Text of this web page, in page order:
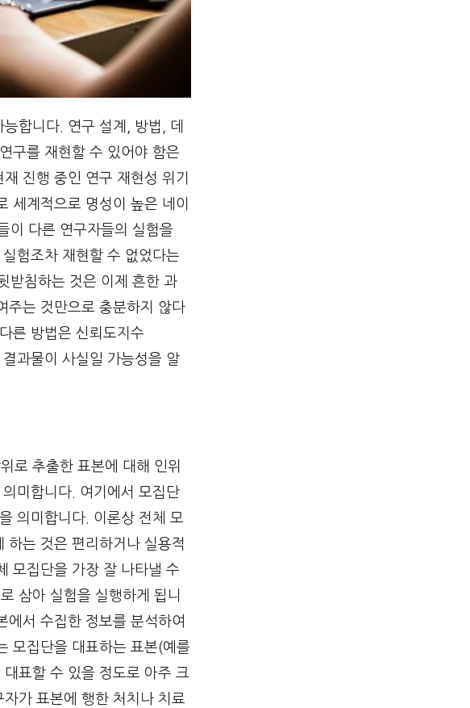
합니다. 연구 설계, 방법, 데
구를 재현할 수 있어야 함은
진행 중인 연구 재현성 위기
세계적으로 명성이 높은 네이
이 다른 연구자들의 실험을
험조차 재현할 수 없었다는
받침하는 것은 이제 흔한 과
주는 것만으로 충분하지 않다
른 방법은 신뢰도지수
과물이 사실일 가능성을 알
로 추출한 표본에 대해 인위
미합니다. 여기에서 모집단
의미합니다. 이론상 전체 모
하는 것은 편리하거나 실용적
모집단을 가장 잘 나타낼 수
삼아 실험을 실행하게 됩니
에서 수집한 정보를 분석하여
모집단을 대표하는 표본(예를
표할 수 있을 정도로 아주 크
가 표본에 행한 처치나 치료